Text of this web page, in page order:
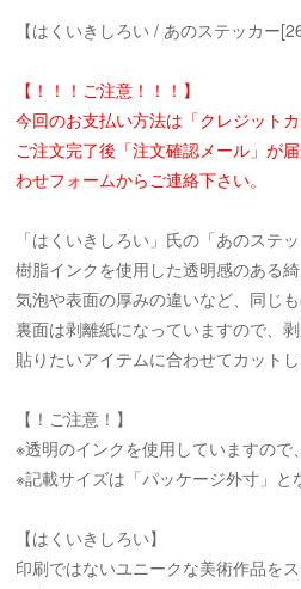
【はくいきしろい / あのステッカー
【！！！ご注意！！！】
今回のお支払い方法は「クレジット
ご注文完了後「注文確認メール」が
わせフォームからご連絡下さい。
「はくいきしろい」氏の「あのステ
樹脂インクを使用した透明感のある綺
気泡や表面の厚みの違いなど、同じ
裏面は剥離紙になっていますので、
貼りたいアイテムに合わせてカットし
【！ご注意！】
※透明のインクを使用していますの
※記載サイズは「パッケージ外寸」と
【はくいきしろい】
印刷ではないユニークな美術作品を